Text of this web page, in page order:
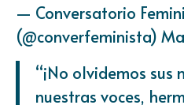
— Conversatorio
(@converfeminista)
“¡No olvidemos sus
nuestras voces,